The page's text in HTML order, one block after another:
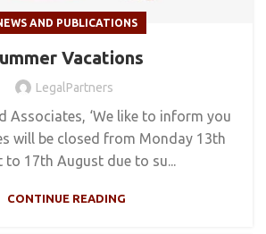
AND PUBLICATIONS
Vacations
LegalPartners
Associates, ‘We like to inform you
will be closed from Monday 13th
to 17th August due to su...
CONTINUE READING